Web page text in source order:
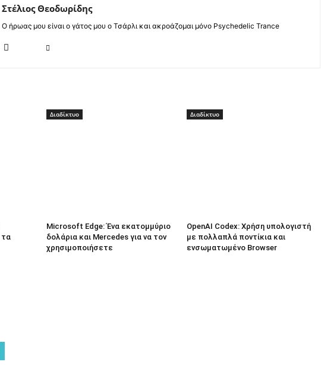
Στέλιος Θεοδωρίδης
Ο ήρωας μου είναι ο γάτος μου ο Τσάρλι και ακροάζομαι μόνο Psychedelic Trance
τα
Διαδίκτυο
Microsoft Edge: Ένα εκατομμύριο
δολάρια και Mercedes για να τον
χρησιμοποιήσετε
Διαδίκτυο
OpenAI Codex: Χρήση υπολογιστή
με πολλαπλά ποντίκια και
ενσωματωμένο Browser